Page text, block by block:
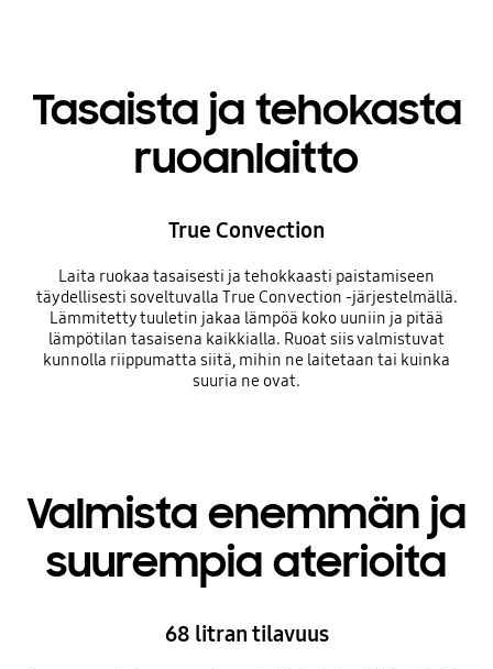
Tasaista ja tehokasta
ruoanlaitto
True Convection
Laita ruokaa tasaisesti ja tehokkaasti paistamiseen
täydellisesti soveltuvalla True Convection -järjestelmällä.
Lämmitetty tuuletin jakaa lämpöä koko uuniin ja pitää
lämpötilan tasaisena kaikkialla. Ruoat siis valmistuvat
kunnolla riippumatta siitä, mihin ne laitetaan tai kuinka
suuria ne ovat.
Valmista enemmän ja
suurempia aterioita
68 litran tilavuus